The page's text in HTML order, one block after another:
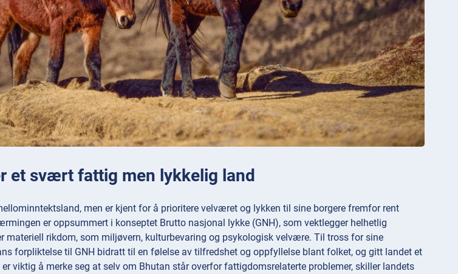
et svært fattig men lykkelig land
men er kjent for å prioritere velværet og lykken til sine borgere fremfor rent
er oppsummert i konseptet Brutto nasjonal lykke (GNH), som vektlegger helhetlig
materiell rikdom, som miljøvern, kulturbevaring og psykologisk velvære. Til tross for sine
forpliktelse til GNH bidratt til en følelse av tilfredshet og oppfyllelse blant folket, og gitt landet et
er viktig å merke seg at selv om Bhutan står overfor fattigdomsrelaterte problemer, skiller landets